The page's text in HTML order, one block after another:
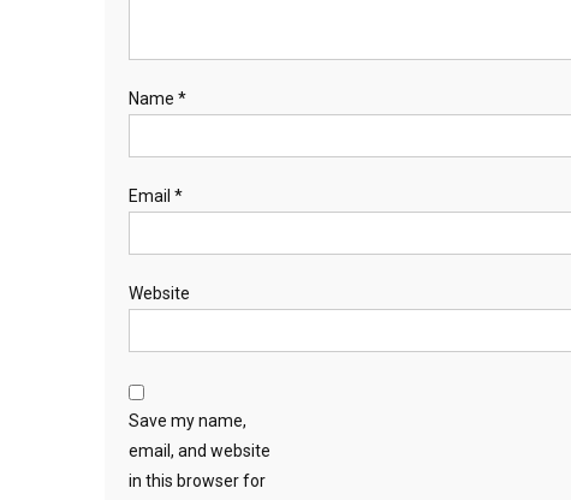
Name *
Email *
Website
Save my name,
email, and website
in this browser for